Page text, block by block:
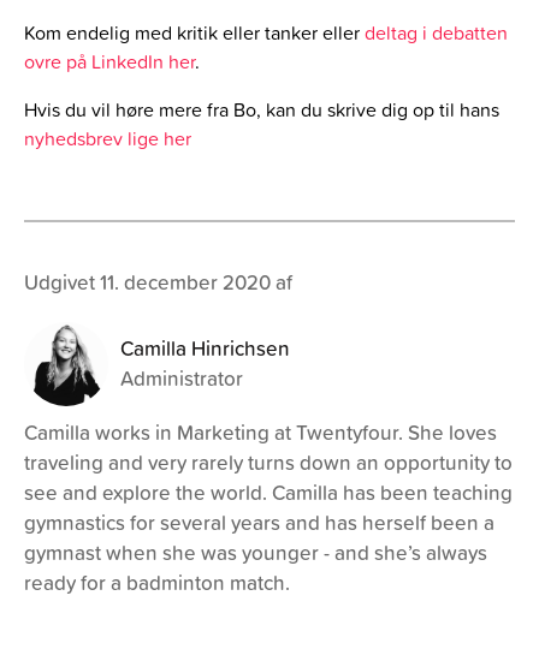
Kom endelig med kritik eller tanker ellerdeltag i debatten
ovre på LinkedIn her.
Hvis du vil høre mere fra Bo, kan du skrive dig op til hans
nyhedsbrev lige her
Udgivet 11. december 2020 af
Camilla Hinrichsen
Administrator
Camilla works in Marketing at Twentyfour. She loves
traveling and very rarely turns down an opportunity to
see and explore the world. Camilla has been teaching
gymnastics for several years and has herself been a
gymnast when she was younger - and she’s always
ready for a badminton match.